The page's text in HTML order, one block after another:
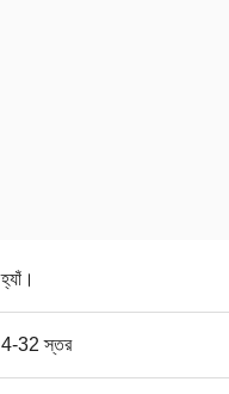
হ্যাঁ।
4-32 স্তর